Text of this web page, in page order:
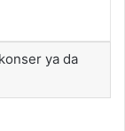
ya da